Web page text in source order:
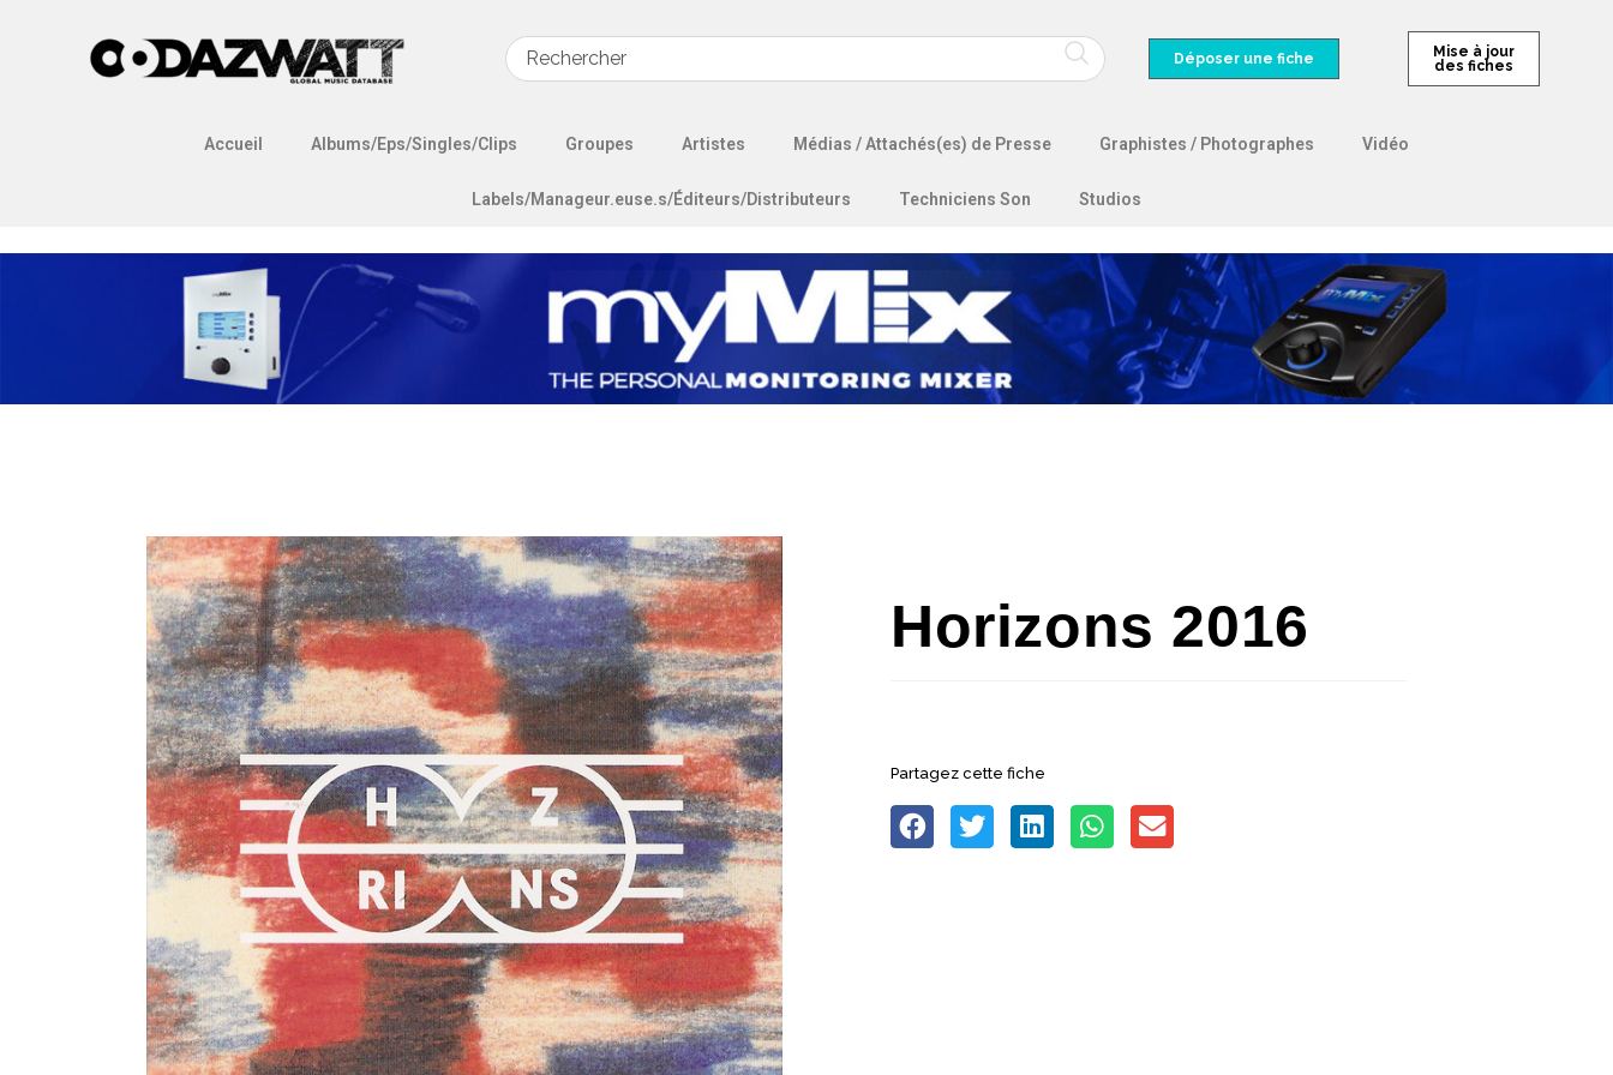
Déposer une fiche
Mise à jour
des fiches
Accueil Albums/Eps/Singles/Clips Groupes Artistes Médias / Attachés(es) de Presse Graphistes / Photographes Vidéo
Labels/Manageur.euse.s/Éditeurs/Distributeurs Techniciens Son Studios
Horizons 2016
Partagez cette fiche